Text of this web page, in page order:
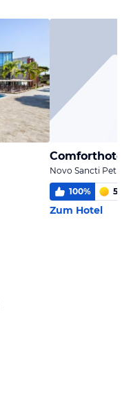
Comforthotel
Novo Sancti Petri,
100% 5,4
Zum Hotel